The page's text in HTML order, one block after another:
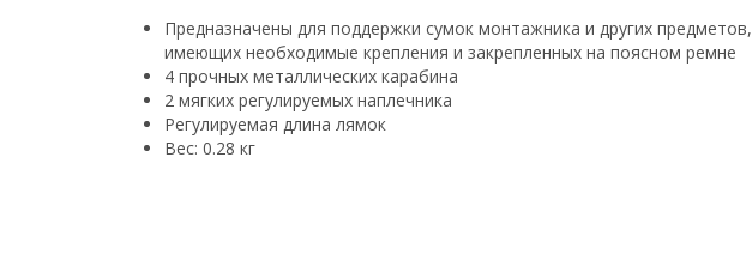
Предназначены для поддержки сумок монтажника и других предметов,
имеющих необходимые крепления и закрепленных на поясном ремне
4 прочных металлических карабина
2 мягких регулируемых наплечника
Регулируемая длина лямок
Вес: 0.28 кг